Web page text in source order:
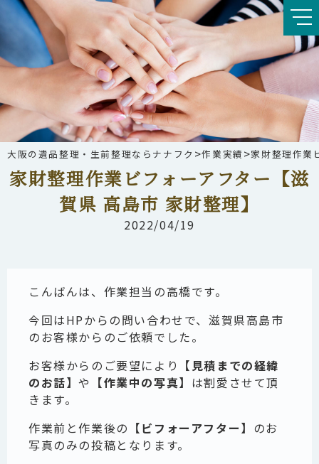
大阪の遺品整理・生前整理ならナナフク >作業実績 >家財整理作業
家財整理作業ビフォーアフター【滋
賀県 高島市 家財整理】
2022/04/19
こんばんは、作業担当の高橋です。
今回はHPからの問い合わせで、滋賀県高島市
のお客様からのご依頼でした。
お客様からのご要望により 【見積までの経緯
のお話】や 【作業中の写真】 は割愛させて頂
きます。
作業前と作業後の 【ビフォーアフター】 のお
写真のみの投稿となります。